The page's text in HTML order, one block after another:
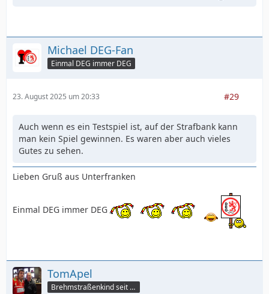
Michael DEG-Fan
Einmal DEG immer DEG
23. August 2025 um 20:33 #29
Auch wenn es ein Testspiel ist, auf der Strafbank kann
man kein Spiel gewinnen. Es waren aber auch vieles
Gutes zu sehen.
Lieben Gruß aus Unterfranken
Einmal DEG immer DEG
TomApel
Brehmstraßenkind seit 75